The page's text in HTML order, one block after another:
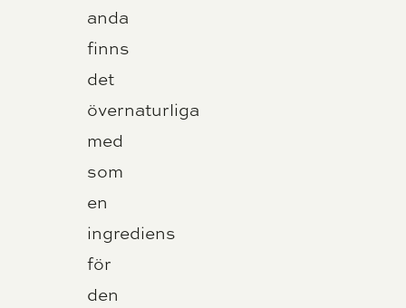
anda
finns
det
övernaturliga
med
som
en
ingrediens
för
den